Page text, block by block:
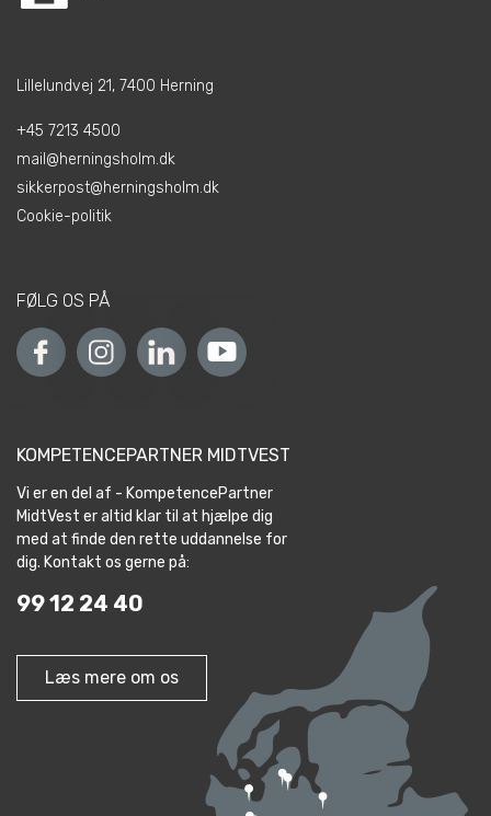
Lillelundvej 21, 7400 Herning
+45 7213 4500
mail@herningsholm.dk
sikkerpost@herningsholm.dk
Cookie-politik
FØLG OS PÅ
KOMPETENCEPARTNER MIDTVEST
Vi er en del af - KompetencePartner
MidtVest er altid klar til at hjælpe dig
med at finde den rette uddannelse for
dig. Kontakt os gerne på:
99 12 24 40
Læs mere om os